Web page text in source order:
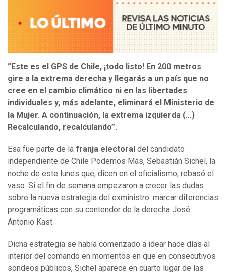
“Este es el GPS de Chile, ¡todo listo! En 200 metros
gire a la extrema derecha y llegarás a un país que no
cree en el cambio climático ni en las libertades
individuales y, más adelante, eliminará el Ministerio de
la Mujer. A continuación, la extrema izquierda (...)
Recalculando, recalculando”.
Esa fue parte de la franja electoral del candidato
independiente de Chile Podemos Más, Sebastián Sichel, la
noche de este lunes que, dicen en el oficialismo, rebasó el
vaso. Si el fin de semana empezaron a crecer las dudas
sobre la nueva estrategia del exministro: marcar diferencias
programáticas con su contendor de la derecha José
Antonio Kast.
Dicha estrategia se había comenzado a idear hace días al
interior del comando en momentos en que en consecutivos
sondeos públicos, Sichel aparece en cuarto lugar de las